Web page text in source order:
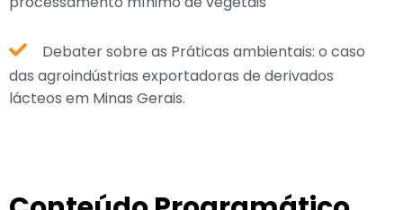
Debater sobre as Práticas ambientais: o caso
das agroindústrias exportadoras de derivados
lácteos em Minas Gerais.